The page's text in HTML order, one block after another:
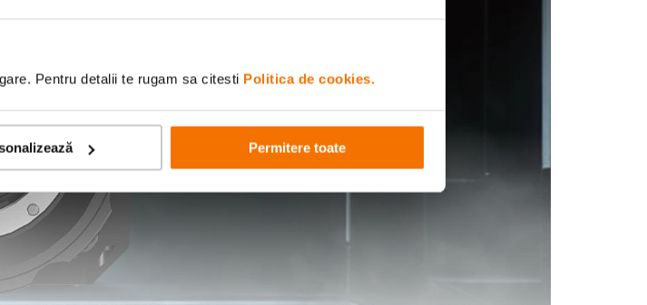
Pentru detalii te rugam sa citesti Politica de cookies.
Permitere toate